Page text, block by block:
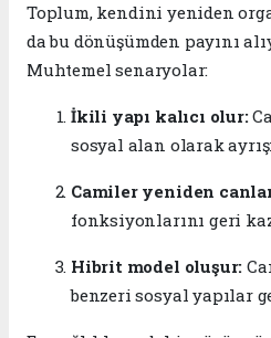
Toplum, kendini yeniden
da bu dönüşümden payını
Muhtemel senaryolar:
İkili yapı kalıcı olur:
sosyal alan olarak
Camiler yeniden
fonksiyonlarını geri
Hibrit model oluşur:
benzeri sosyal yapılar